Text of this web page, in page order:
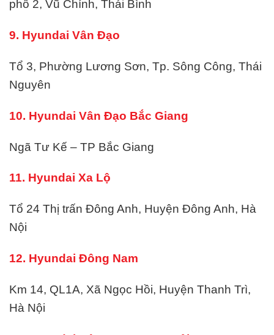
phố 2, Vũ Chính, Thái Bình
9. Hyundai Vân Đạo
Tổ 3, Phường Lương Sơn, Tp. Sông Công, Thái
Nguyên
10. Hyundai Vân Đạo Bắc Giang
Ngã Tư Kế – TP Bắc Giang
11. Hyundai Xa Lộ
Tổ 24 Thị trấn Đông Anh, Huyện Đông Anh, Hà
Nội
12. Hyundai Đông Nam
Km 14, QL1A, Xã Ngọc Hồi, Huyện Thanh Trì,
Hà Nội